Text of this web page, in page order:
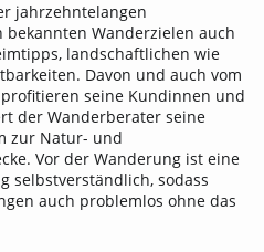
jahrzehntelangen
Wanderzielen auch
landschaftlichen wie
Davon und auch vom
seine Kundinnen und
der Wanderberater seine
zur Natur- und
Vor der Wanderung ist eine
selbstverständlich, sodass
auch problemlos ohne das